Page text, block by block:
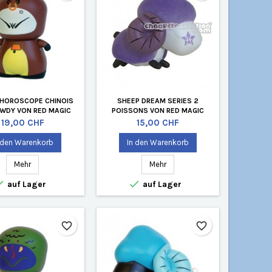
CHINOIS
VON RED MAGIC
VERPACKUNG)
Preis
19,00 CHF
Warenkorb
Mehr
auf Lager
SHEEP DREAM SERIES 2
POISSONS VON RED MAGIC
(OHNE VERPACKUNG)
Preis
15,00 CHF
In den Warenkorb
Mehr
 auf Lager
favorite_border favorite_border